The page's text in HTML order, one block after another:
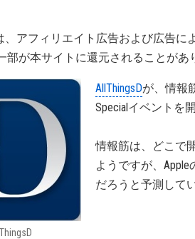
アフィリエイト広告および広告に
部が本サイトに還元されることがあ
AllThingsDが、情報
Specialイベントを
情報筋は、どこで
ようですが、
だろうと予測して